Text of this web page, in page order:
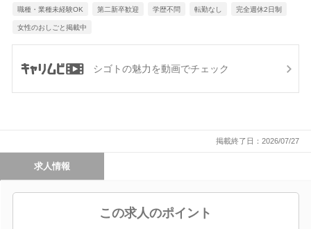
職種・業種未経験OK 第二新卒歓迎 学歴不問 転勤なし 完全週休2日制
女性のおしごと掲載中
シゴトの魅力を動画でチェック
掲載終了日：2026/07/27
求人情報
この求人のポイント